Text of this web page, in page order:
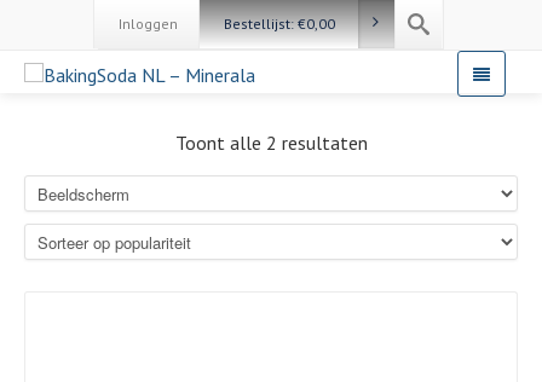
Inloggen Bestellijst:€0,00
Toont alle 2 resultaten